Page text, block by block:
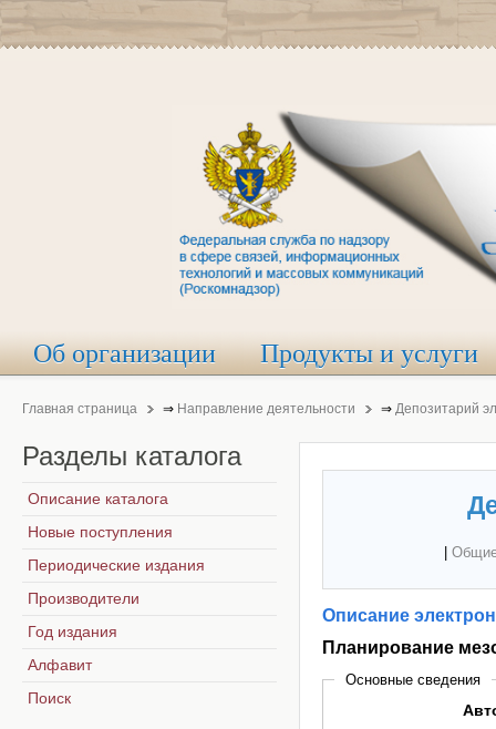
Об организации Продукты и услуги
Главная страница ⇒ Направление деятельности ⇒ Депозитарий
Описание
Планирование
Основные сведения
Разделы каталога
Описание каталога
Новые поступления
Периодические издания
Производители
Год издания
Алфавит
Поиск